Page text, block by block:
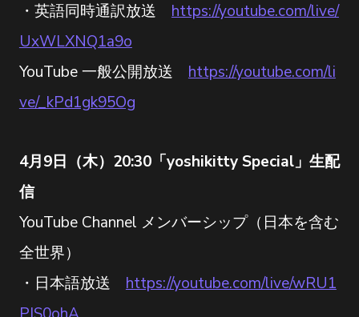
・英語同時通訳放送 https://youtube.com/live/
UxWLXNQ1a9o
YouTube 一般公開放送 https://youtube.com/li
ve/_kPd1gk95Og
4月9日（木）20:30「yoshikitty Special」生配
信
YouTube Channel メンバーシップ（日本を含む
全世界）
・日本語放送 https://youtube.com/live/wRU1